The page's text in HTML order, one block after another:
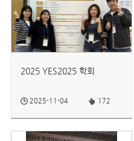
2025 YES2025 학회
2025-11-04 172